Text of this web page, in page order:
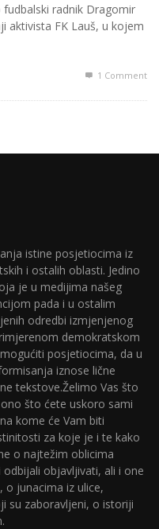
radnik Dragomir
aktivista FK Lauš, u kojem
1 Comment
istine posjetiocima iz
i ostalih oblasti. Jedino
je u medijima našeg
pada i u ostalim
odredbi izmjenjenog
demokratskom
posjetiocima, da u
iznose lične
tekstove.Želimo Vas što
što ćete uskoro sami
kome će Vam biti
za koje je i te kako
o najtežim oblicima
objavljivati, ali i one
o junacima iz ulice,
su zaboravljeni, o istoriji